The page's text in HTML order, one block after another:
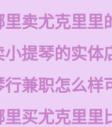
里卖尤克里里
小提琴的实体
行兼职怎么样
里买尤克里里